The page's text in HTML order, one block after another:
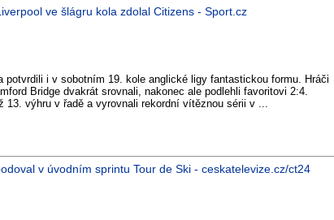
ve šlágru kola zdolal Citizens - Sport.cz
potvrdili i v sobotním 19. kole anglické ligy fantastickou formu. Hráči
Bridge dvakrát srovnali, nakonec ale podlehli favoritovi 2:4.
13. výhru v řadě a vyrovnali rekordní vítěznou sérii v ...
v úvodním sprintu Tour de Ski - ceskatelevize.cz/ct24